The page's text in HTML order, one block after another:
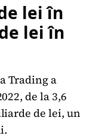
lei în
lei în
Trading a
de la 3,6
de lei, un